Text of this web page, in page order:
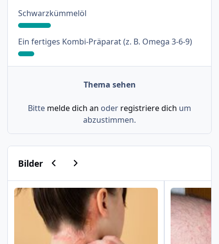
Schwarzkümmelöl: 18%
Ein fertiges Kombi-Präparat (z. B. Omega 3-6-9): 9%
Thema sehen
Bitte melde dich an oder registriere dich um
abzustimmen.
BilderVorherige Karussell-Folie
Nächste Karussell-Folie
Psoriasis am Haaransatz und an der Hand